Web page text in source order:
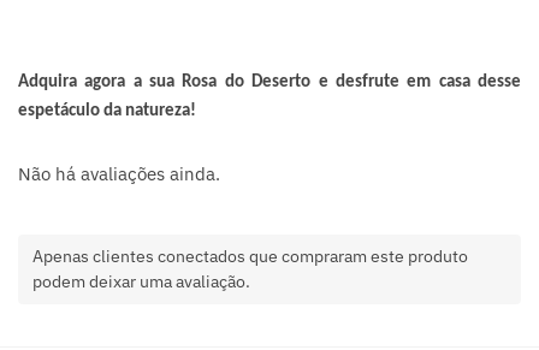
Adquira agora a sua Rosa do Deserto e desfrute em casa desse
espetáculo da natureza!
Não há avaliações ainda.
Apenas clientes conectados que compraram este produto
podem deixar uma avaliação.